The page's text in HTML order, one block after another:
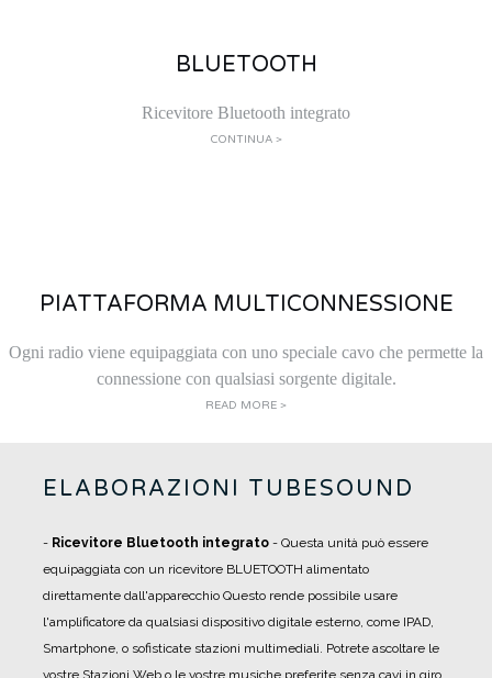
BLUETOOTH
Ricevitore Bluetooth integrato
CONTINUA >
PIATTAFORMA MULTICONNESSIONE
Ogni radio viene equipaggiata con uno speciale cavo che permette la
connessione con qualsiasi sorgente digitale.
READ MORE >
ELABORAZIONI TUBESOUND
- Ricevitore Bluetooth integrato - Questa unità può essere
equipaggiata con un ricevitore BLUETOOTH alimentato
direttamente dall'apparecchio Questo rende possibile usare
l'amplificatore da qualsiasi dispositivo digitale esterno, come IPAD,
Smartphone, o sofisticate stazioni multimediali. Potrete ascoltare le
vostre Stazioni Web o le vostre musiche preferite senza cavi in giro